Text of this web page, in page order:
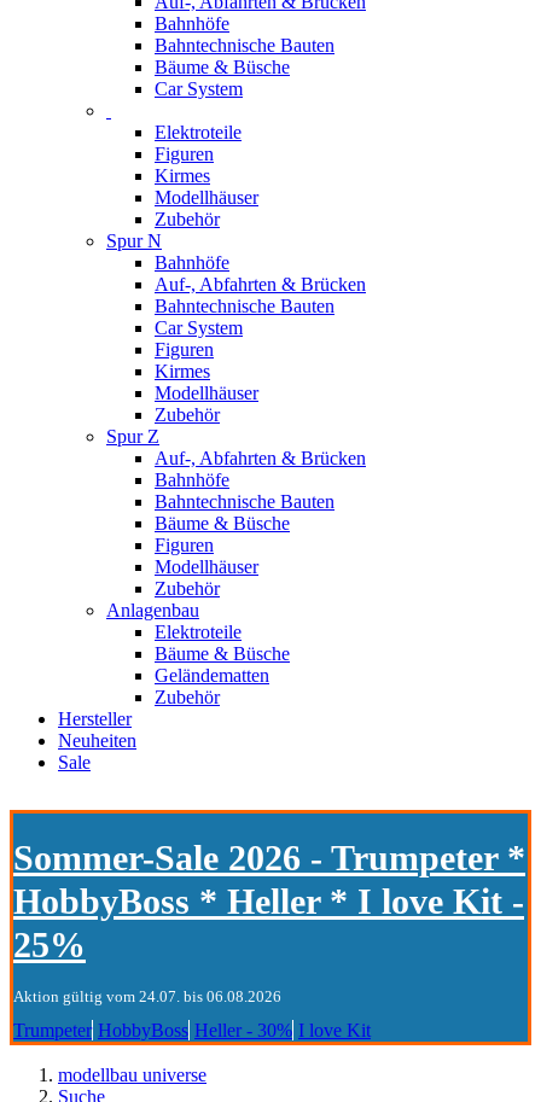
Bahnhöfe
Bahntechnische Bauten
Bäume & Büsche
Car System
Elektroteile
Figuren
Kirmes
Modellhäuser
Zubehör
Spur N
Bahnhöfe
Auf-, Abfahrten & Brücken
Bahntechnische Bauten
Car System
Figuren
Kirmes
Modellhäuser
Zubehör
Spur Z
Auf-, Abfahrten & Brücken
Bahnhöfe
Bahntechnische Bauten
Bäume & Büsche
Figuren
Modellhäuser
Zubehör
Anlagenbau
Elektroteile
Bäume & Büsche
Geländematten
Zubehör
Hersteller
Neuheiten
Sale
Sommer-Sale 2026 - Trumpeter *
HobbyBoss * Heller * I love Kit -
25%
Aktion gültig vom 24.07. bis 06.08.2026
Trumpeter HobbyBoss Heller - 30% I love Kit
modellbau universe
Suche